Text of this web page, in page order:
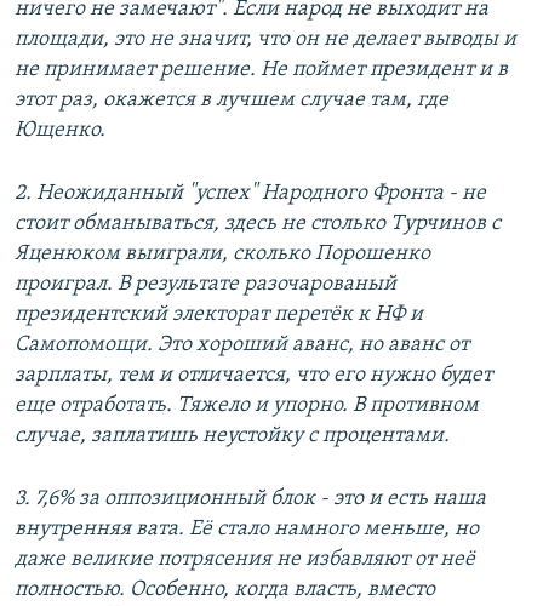
ничего не замечают". Если народ не выходит на
площади, это не значит, что он не делает выводы и
не принимает решение. Не поймет президент и в
этот раз, окажется в лучшем случае там, где
Ющенко.
2. Неожиданный "успех" Народного Фронта - не
стоит обманываться, здесь не столько Турчинов с
Яценюком выиграли, сколько Порошенко
проиграл. В результате разочарованый
президентский электорат перетёк к НФ и
Самопомощи. Это хороший аванс, но аванс от
зарплаты, тем и отличается, что его нужно будет
еще отработать. Тяжело и упорно. В противном
случае, заплатишь неустойку с процентами.
3. 7,6% за оппозиционный блок - это и есть наша
внутренняя вата. Её стало намного меньше, но
даже великие потрясения не избавляют от неё
полностью. Особенно, когда власть, вместо